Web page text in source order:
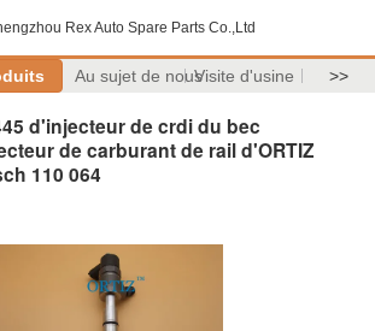
Rex Auto Spare Parts Co.,Ltd
Au sujet de nousVisite d'usine >>
d'injecteur de crdi du bec
de carburant de rail d'ORTIZ
110 064